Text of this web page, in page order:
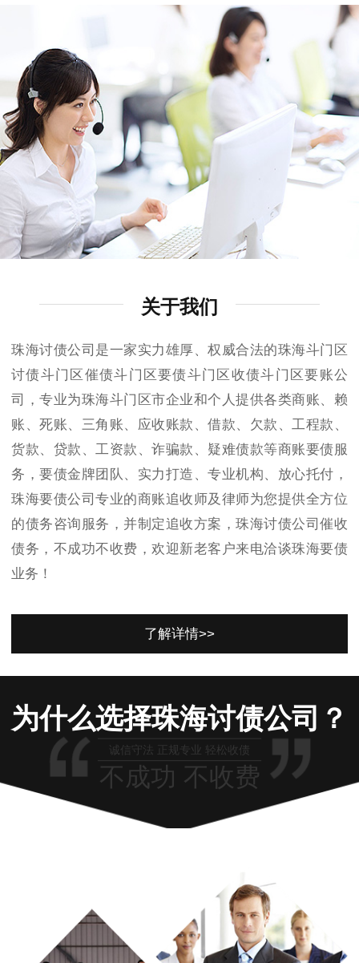
关于我们
珠海讨债公司是一家实力雄厚、权威合法的珠海斗门区
讨债斗门区催债斗门区要债斗门区收债斗门区要账公
司，专业为珠海斗门区市企业和个人提供各类商账、赖
账、死账、三角账、应收账款、借款、欠款、工程款、
货款、贷款、工资款、诈骗款、疑难债款等商账要债服
务，要债金牌团队、实力打造、专业机构、放心托付，
珠海要债公司专业的商账追收师及律师为您提供全方位
的债务咨询服务，并制定追收方案，珠海讨债公司催收
债务，不成功不收费，欢迎新老客户来电洽谈珠海要债
业务！
了解详情>>
为什么选择珠海讨债公司？
诚信守法 正规专业 轻松收债
不成功 不收费